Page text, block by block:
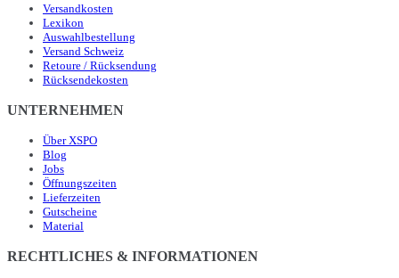
Versandkosten
Lexikon
Auswahlbestellung
Versand Schweiz
Retoure / Rücksendung
Rücksendekosten
UNTERNEHMEN
Über XSPO
Blog
Jobs
Öffnungszeiten
Lieferzeiten
Gutscheine
Material
RECHTLICHES & INFORMATIONEN